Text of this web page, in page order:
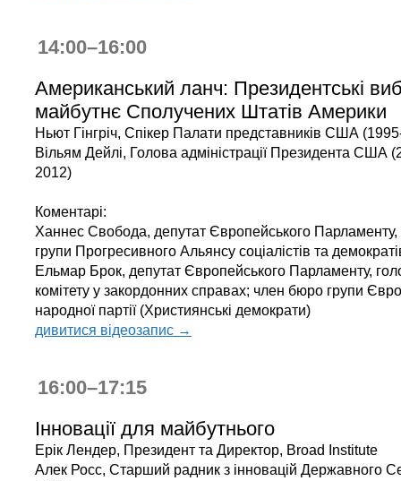
14:00–16:00
Американський ланч: Президентські
майбутнє Сполучених Штатів Америки
Ньют Гінгріч, Спікер Палати представників США
Вільям Дейлі, Голова адміністрації Президента США
2012)
Коментарі:
Ханнес Свобода, депутат Європейського Парламенту,
групи Прогресивного Альянсу соціалістів та
Ельмар Брок, депутат Європейського Парламенту,
комітету у закордонних справах; член бюро групи
народної партії (Християнські демократи)
дивитися відеозапис →
16:00–17:15
Інновації для майбутнього
Ерік Лендер, Президент та Директор, Broad Institute
Алек Росс, Старший радник з інновацій Державного